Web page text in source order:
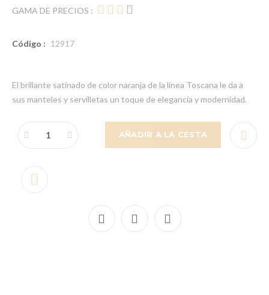
GAMA DE PRECIOS :
Código : 12917
El brillante satinado de color naranja de la linea Toscana le da a
sus manteles y servilletas un toque de elegancia y modernidad.
AÑADIR A LA CESTA